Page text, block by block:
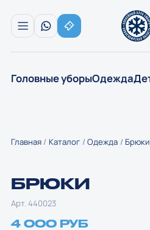
Головные уборыОдежда
Главная Каталог Одежда Брюки
БРЮКИ
Арт. 440023
4 000 РУБ